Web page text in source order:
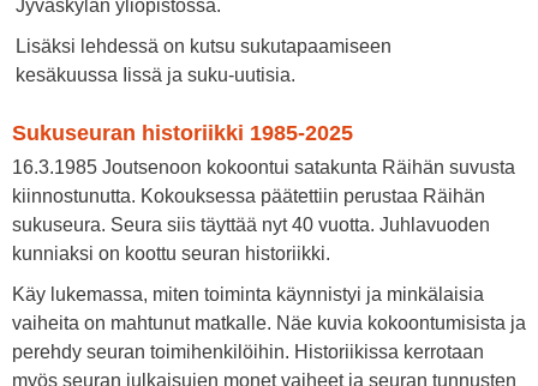
Jyväskylän yliopistossa.
Lisäksi lehdessä on kutsu sukutapaamiseen
kesäkuussa Iissä ja suku-uutisia.
Sukuseuran historiikki 1985-2025
16.3.1985 Joutsenoon kokoontui satakunta Räihän suvusta
kiinnostunutta. Kokouksessa päätettiin perustaa Räihän
sukuseura. Seura siis täyttää nyt 40 vuotta. Juhlavuoden
kunniaksi on koottu seuran historiikki.
Käy lukemassa, miten toiminta käynnistyi ja minkälaisia
vaiheita on mahtunut matkalle. Näe kuvia kokoontumisista ja
perehdy seuran toimihenkilöihin. Historiikissa kerrotaan
myös seuran julkaisujen monet vaiheet ja seuran tunnusten